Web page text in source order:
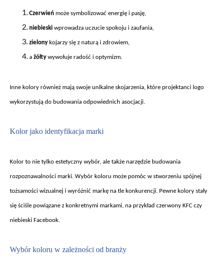
Czerwień może symbolizować energię i pasję,
niebieski wprowadza uczucie spokoju i zaufania,
zielony kojarzy się z naturą i zdrowiem,
a żółty wywołuje radość i optymizm.
Inne kolory również mają swoje unikalne skojarzenia, które projektanci logo
wykorzystują do budowania odpowiednich asocjacji.
Kolor jako identyfikacja marki
Kolor to nie tylko estetyczny wybór, ale także narzędzie budowania
rozpoznawalności marki. Wybór koloru może pomóc w stworzeniu spójnej
tożsamości wizualnej i wyróżnić markę na tle konkurencji. Pewne kolory stały
się ściśle powiązane z konkretnymi markami, na przykład czerwony KFC czy
niebieski Facebook.
Wybór koloru w zależności od branży